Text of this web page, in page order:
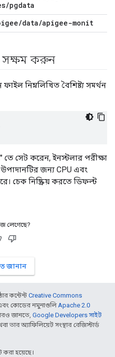
/pgdata
/data/apigee-monit
সক্ষম করুন
নিম্নলিখিত বৈশিষ্ট্য সমর্থন
তে সেট করেন, ইনস্টলার পরীক্ষা
জন্য CPU এবং
চেক নিষ্ক্রিয় করতে ডিফল্ট
লেগেছে?
জানান
কন্টেন্ট Creative Commons
কোডের নমুনাগুলিApache 2.0
জানতে, Google Developers সাইট
অ্যাফিলিয়েট সংস্থার রেজিস্টার্ড
হয়েছে।